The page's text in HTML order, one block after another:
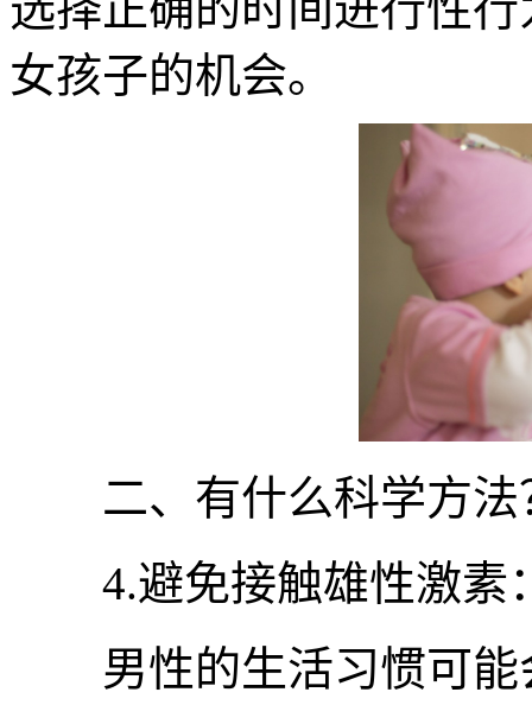
女孩子的机会。
二、有什么科学方法
4.避免接触雄性激素
男性的生活习惯可能